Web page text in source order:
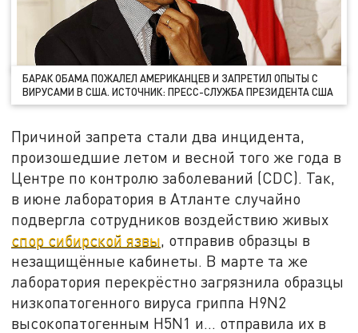
БАРАК ОБАМА ПОЖАЛЕЛ АМЕРИКАНЦЕВ И ЗАПРЕТИЛ ОПЫТЫ С
ВИРУСАМИ В США. ИСТОЧНИК: ПРЕСС-СЛУЖБА ПРЕЗИДЕНТА США
Причиной запрета стали два инцидента,
произошедшие летом и весной того же года в
Центре по контролю заболеваний (CDC). Так,
в июне лаборатория в Атланте случайно
подвергла сотрудников воздействию живых
спор сибирской язвы, отправив образцы в
незащищённые кабинеты. В марте та же
лаборатория перекрёстно загрязнила образцы
низкопатогенного вируса гриппа H9N2
высокопатогенным H5N1 и… отправила их в